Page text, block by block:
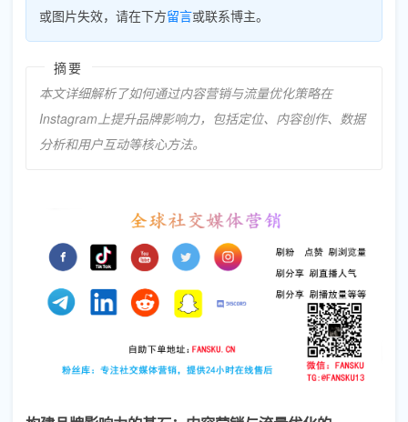
或图片失效，请在下方留言或联系博主。
摘要
本文详细解析了如何通过内容营销与流量优化策略在
Instagram上提升品牌影响力，包括定位、内容创作、数据
分析和用户互动等核心方法。